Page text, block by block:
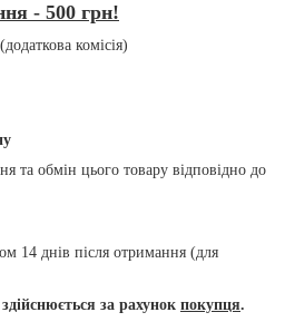
- 500 грн!
комісія)
та обмін цього товару відповідно до
14 днів після отримання (для
за рахунок покупця.